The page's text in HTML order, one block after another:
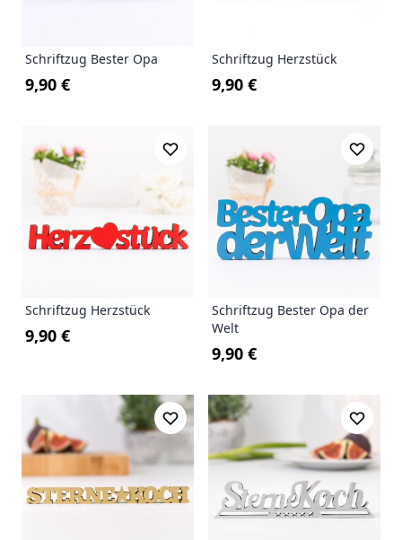
Schriftzug Bester Opa
9,90 €
Schriftzug Herzstück
9,90 €
Schriftzug Herzstück
9,90 €
Schriftzug Bester Opa der
Welt
9,90 €